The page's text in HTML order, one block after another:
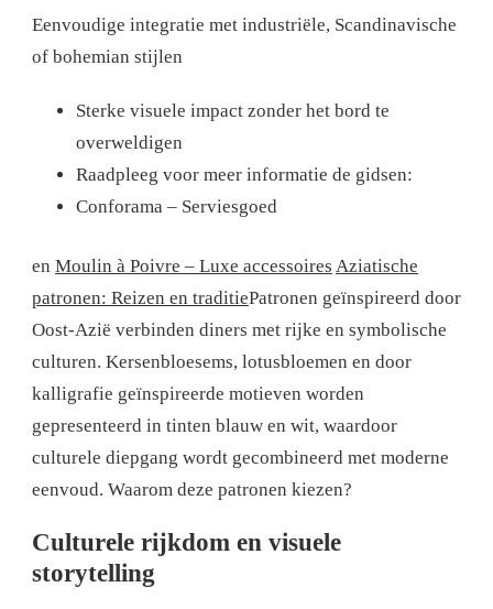
Eenvoudige integratie met industriële, Scandinavische
of bohemian stijlen
Sterke visuele impact zonder het bord te
overweldigen
Raadpleeg voor meer informatie de gidsen:
Conforama – Serviesgoed
en Moulin à Poivre – Luxe accessoires Aziatische
patronen: Reizen en traditiePatronen geïnspireerd door
Oost-Azië verbinden diners met rijke en symbolische
culturen. Kersenbloesems, lotusbloemen en door
kalligrafie geïnspireerde motieven worden
gepresenteerd in tinten blauw en wit, waardoor
culturele diepgang wordt gecombineerd met moderne
eenvoud. Waarom deze patronen kiezen?
Culturele rijkdom en visuele
storytelling